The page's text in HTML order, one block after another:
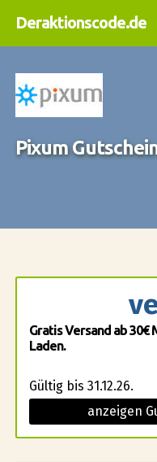
Deraktionscode.de
Pixum
Gratis Versand ab
Laden.
Gültig bis 31.12.26.
anzeigen